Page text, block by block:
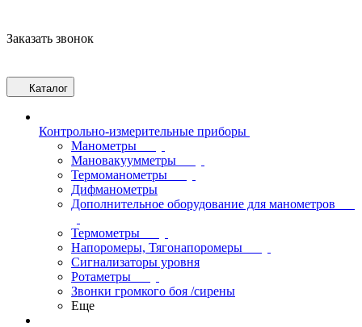
Заказать звонок
Каталог
Контрольно-измерительные приборы
Манометры
Мановакуумметры
Термоманометры
Дифманометры
Дополнительное оборудование для манометров
Термометры
Напоромеры, Тягонапоромеры
Сигнализаторы уровня
Ротаметры
Звонки громкого боя /сирены
Еще